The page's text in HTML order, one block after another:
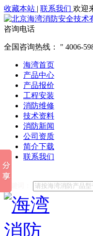
收藏本站 | 联系我们 欢迎
咨询电话
全国咨询热线： 4006-
海湾首页
产品中心
产品报价
工程安装
消防维修
技术资料
消防新闻
公司资质
简介下载
联系我们
他们都在搜索: